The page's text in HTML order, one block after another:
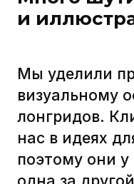
до выхода новой
Тру-